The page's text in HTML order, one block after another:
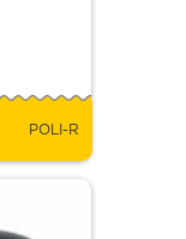
POLI-R